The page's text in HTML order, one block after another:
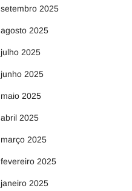
setembro 2025
agosto 2025
julho 2025
junho 2025
maio 2025
abril 2025
março 2025
fevereiro 2025
janeiro 2025